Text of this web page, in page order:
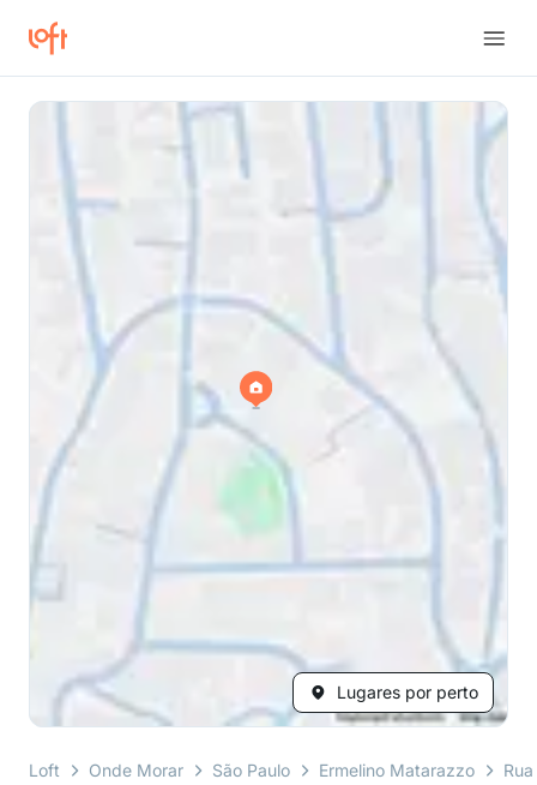
Lugares por perto
Loft Onde Morar São Paulo Ermelino Matarazzo